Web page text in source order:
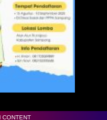
CONTENT